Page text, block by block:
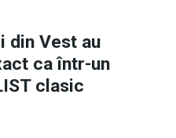
din Vest au
ca într-un
clasic